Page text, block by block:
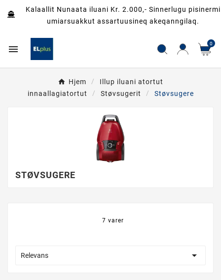
Kalaallit Nunaata iluani Kr. 2.000,- Sinnerlugu pisinermi
umiarsuakkut assartuusineq akeqanngilaq.
 0
Hjem
Illup iluani atortut
innaallagiatortut
Støvsugerit Støvsugere
STØVSUGERE
7 varer
Relevans 